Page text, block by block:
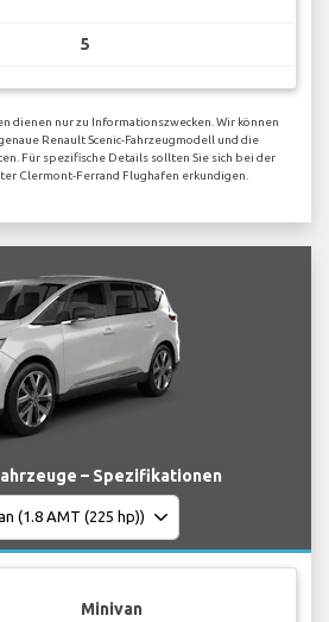
5
dienen nur zu Informationszwecken. Wir können
Renault Scenic-Fahrzeugmodell und die
Für spezifische Details sollten Sie sich bei der
Clermont-Ferrand Flughafen erkundigen.
– Spezifikationen
Minivan